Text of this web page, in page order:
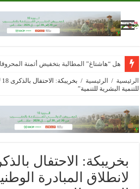
هل “هاشتاغ” المطالبة بتخفيض أثمنة
الرئيسية / الرئيسية /
للتنمية البشرية للتنمية”
لانطلاق المبادرة